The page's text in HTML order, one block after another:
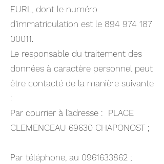
EURL, dont le numéro
d’immatriculation est le 894 974 187
00011.
Le responsable du traitement des
données à caractère personnel peut
être contacté de la manière suivante
:
Par courrier à l’adresse : PLACE
CLEMENCEAU 69630 CHAPONOST ;
Par téléphone, au 0961633862 ;